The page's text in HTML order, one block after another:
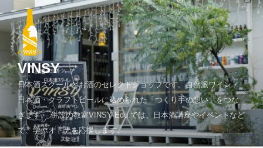
ン
ツ
へ
ッ
プ
VINSY
日本酒スクールとお酒のセレクトショップです。自然派ワイン・
日本酒・クラフトビールに込められた「つくり手の想い」をつな
ぎます。 併設の教室VINSY Edu.では、日本酒講座やイベントなど
で、学ぶオトナを応援します。